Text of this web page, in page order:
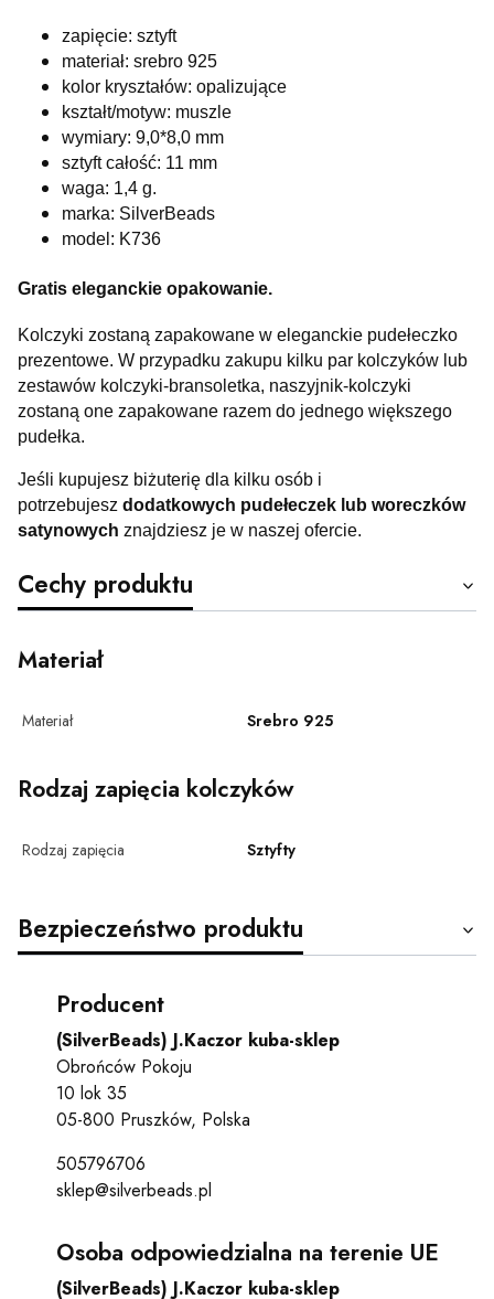
zapięcie: sztyft
materiał: srebro 925
kolor kryształów: opalizujące
kształt/motyw: muszle
wymiary: 9,0*8,0 mm
sztyft całość: 11 mm
waga: 1,4 g.
marka: SilverBeads
model: K736
Gratis eleganckie opakowanie.
Kolczyki zostaną zapakowane w eleganckie pudełeczko
prezentowe. W przypadku zakupu kilku par kolczyków lub
zestawów kolczyki-bransoletka, naszyjnik-kolczyki
zostaną one zapakowane razem do jednego większego
pudełka.
Jeśli kupujesz biżuterię dla kilku osób i
potrzebujesz dodatkowych pudełeczek lub woreczków
satynowych znajdziesz je w naszej ofercie.
Cechy produktu
Materiał
Materiał Srebro 925
Rodzaj zapięcia kolczyków
Rodzaj zapięcia Sztyfty
Bezpieczeństwo produktu
Producent
(SilverBeads) J.Kaczor kuba-sklep
Obrońców Pokoju
10 lok 35
05-800 Pruszków, Polska
505796706
sklep@silverbeads.pl
Osoba odpowiedzialna na terenie UE
(SilverBeads) J.Kaczor kuba-sklep